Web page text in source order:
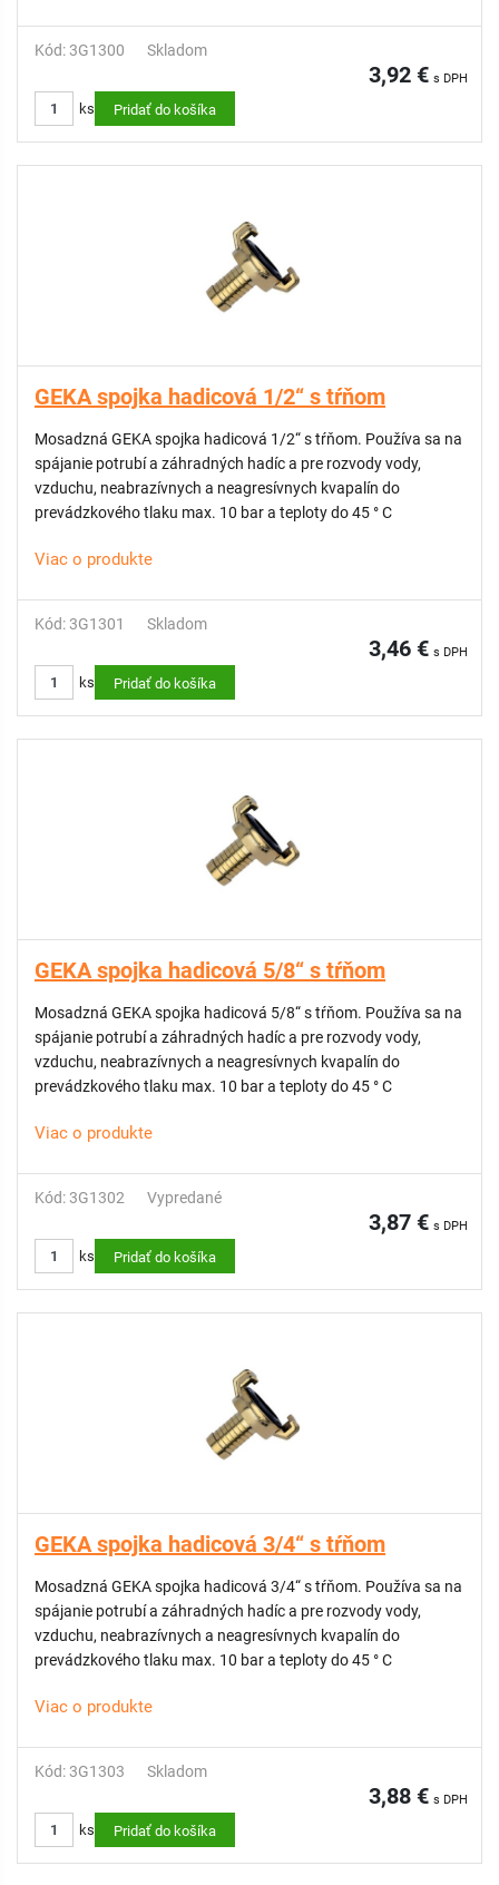
Kód: 3G1300 Skladom
3,92 € s DPH
ks Pridať do košíka
GEKA spojka hadicová 1/2“ s tŕňom
Mosadzná GEKA spojka hadicová 1/2“ s tŕňom. Používa sa na
spájanie potrubí a záhradných hadíc a pre rozvody vody,
vzduchu, neabrazívnych a neagresívnych kvapalín do
prevádzkového tlaku max. 10 bar a teploty do 45 ° C
Viac o produkte
Kód: 3G1301 Skladom
3,46 € s DPH
ks Pridať do košíka
GEKA spojka hadicová 5/8“ s tŕňom
Mosadzná GEKA spojka hadicová 5/8“ s tŕňom. Používa sa na
spájanie potrubí a záhradných hadíc a pre rozvody vody,
vzduchu, neabrazívnych a neagresívnych kvapalín do
prevádzkového tlaku max. 10 bar a teploty do 45 ° C
Viac o produkte
Kód: 3G1302 Vypredané
3,87 € s DPH
ks Pridať do košíka
GEKA spojka hadicová 3/4“ s tŕňom
Mosadzná GEKA spojka hadicová 3/4“ s tŕňom. Používa sa na
spájanie potrubí a záhradných hadíc a pre rozvody vody,
vzduchu, neabrazívnych a neagresívnych kvapalín do
prevádzkového tlaku max. 10 bar a teploty do 45 ° C
Viac o produkte
Kód: 3G1303 Skladom
3,88 € s DPH
ks Pridať do košíka